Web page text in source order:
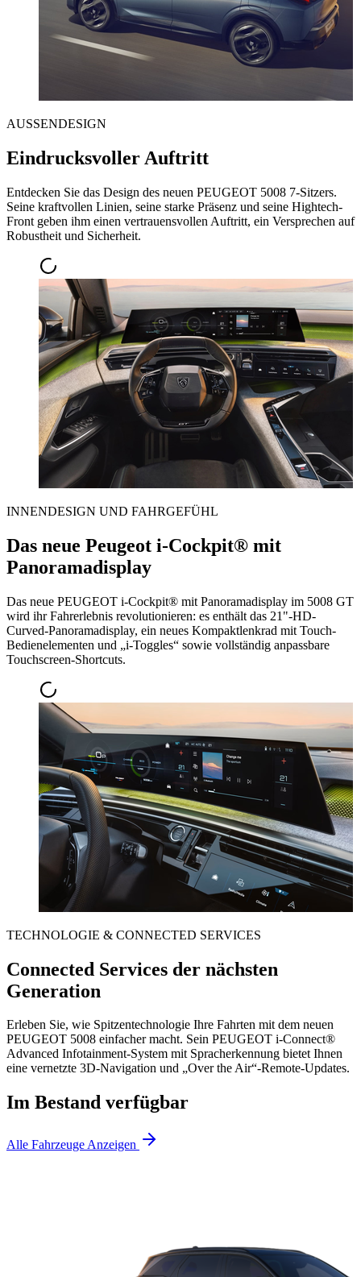
AUSSENDESIGN
Eindrucksvoller Auftritt
Entdecken Sie das Design des neuen PEUGEOT 5008 7-Sitzers.
Seine kraftvollen Linien, seine starke Präsenz und seine Hightech-
Front geben ihm einen vertrauensvollen Auftritt, ein Versprechen auf
Robustheit und Sicherheit.
INNENDESIGN UND FAHRGEFÜHL
Das neue Peugeot i-Cockpit® mit
Panoramadisplay
Das neue PEUGEOT i-Cockpit® mit Panoramadisplay im 5008 GT
wird ihr Fahrerlebnis revolutionieren: es enthält das 21"-HD-
Curved-Panoramadisplay, ein neues Kompaktlenkrad mit Touch-
Bedienelementen und „i-Toggles“ sowie vollständig anpassbare
Touchscreen-Shortcuts.
TECHNOLOGIE & CONNECTED SERVICES
Connected Services der nächsten
Generation
Erleben Sie, wie Spitzentechnologie Ihre Fahrten mit dem neuen
PEUGEOT 5008 einfacher macht. Sein PEUGEOT i-Connect®
Advanced Infotainment-System mit Spracherkennung bietet Ihnen
eine vernetzte 3D-Navigation und „Over the Air“-Remote-Updates.
Im Bestand verfügbar
Alle Fahrzeuge Anzeigen